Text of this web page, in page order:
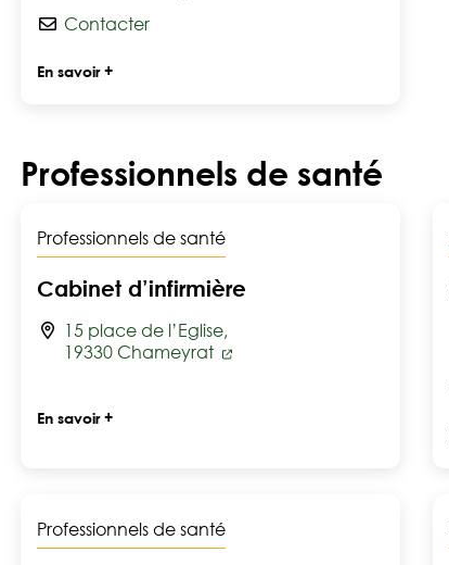
Contacter
En savoir +
Professionnels de santé
Professionnels de santé
Cabinet d’infirmière
15 place de l’Eglise,
19330 Chameyrat
En savoir +
Professionnels de santé